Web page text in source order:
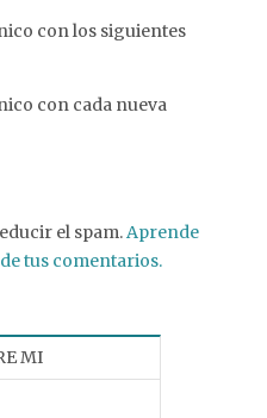
con los siguientes
con cada nueva
el spam.Aprende
tus comentarios.
MI